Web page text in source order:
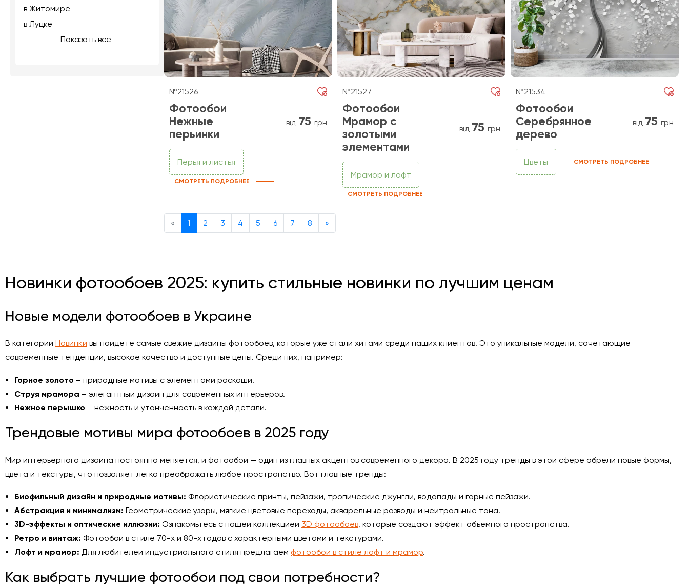
в Житомире
в Луцке
Показать все
№21526
Фотообои
Нежные
перьинки
від 75 грн
Перья и листья
СМОТРЕТЬ ПОДРОБНЕЕ
№21527
Фотообои
Мрамор с
золотыми
элементами
від 75 грн
Мрамор и лофт
СМОТРЕТЬ ПОДРОБНЕЕ
№21534
Фотообои
Серебрянное
дерево
від 75 грн
Цветы СМОТРЕТЬ ПОДРОБНЕЕ
« Previous
1 2 3 4 5 6 7 8 »
Новинки фотообоев 2025: купить стильные новинки по лучшим ценам
Новые модели фотообоев в Украине
В категории Новинки вы найдете самые свежие дизайны фотообоев, которые уже стали хитами среди наших клиентов. Это уникальные модели, сочетающие
современные тенденции, высокое качество и доступные цены. Среди них, например:
Горное золото – природные мотивы с элементами роскоши.
Струя мрамора – элегантный дизайн для современных интерьеров.
Нежное перышко – нежность и утонченность в каждой детали.
Трендовые мотивы мира фотообоев в 2025 году
Мир интерьерного дизайна постоянно меняется, и фотообои — один из главных акцентов современного декора. В 2025 году тренды в этой сфере обрели новые формы,
цвета и текстуры, что позволяет легко преображать любое пространство. Вот главные тренды:
Биофильный дизайн и природные мотивы: Флористические принты, пейзажи, тропические джунгли, водопады и горные пейзажи.
Абстракция и минимализм: Геометрические узоры, мягкие цветовые переходы, акварельные разводы и нейтральные тона.
3D-эффекты и оптические иллюзии: Ознакомьтесь с нашей коллекцией 3D фотообоев, которые создают эффект объемного пространства.
Ретро и винтаж: Фотообои в стиле 70-х и 80-х годов с характерными цветами и текстурами.
Лофт и мрамор: Для любителей индустриального стиля предлагаем фотообои в стиле лофт и мрамор.
Как выбрать лучшие фотообои под свои потребности?